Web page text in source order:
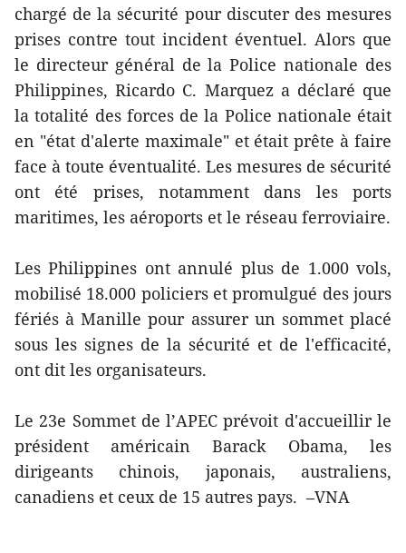
chargé de la sécurité pour discuter des mesures
prises contre tout incident éventuel. Alors que
le directeur général de la Police nationale des
Philippines, Ricardo C. Marquez a déclaré que
la totalité des forces de la Police nationale était
en "état d'alerte maximale" et était prête à faire
face à ​toute éventualité. Les mesures de sécurité
ont été ​prises, notamment ​dans les ports
maritimes, les aéroports et le réseau ferroviaire.
Les Philippines ont annulé plus de 1.000 vols,
mobilisé 18.000 policiers et promulgué des jours
fériés à Manille pour assurer un sommet placé
sous les signes de la sécurité et de l'efficacité,
ont dit les organisateurs.
Le 23e Sommet de l’APEC prévoit d'accueillir le
président américain Barack Obama, les
dirigeants chinois, japonais, australiens,
canadiens et ceux de 15 autres pays. –VNA